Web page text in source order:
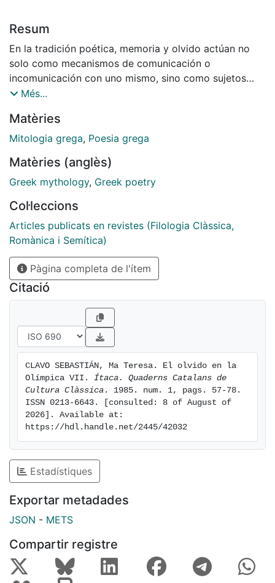
Resum
En la tradición poética, memoria y olvido actúan no
solo como mecanismos de comunicación o
incomunicación con uno mismo, sino como sujetos
operativos en el código mítico...
Més...
Matèries
Mitologia grega, Poesia grega
Matèries (anglès)
Greek mythology, Greek poetry
Col·leccions
Articles publicats en revistes (Filologia Clàssica,
Romànica i Semítica)
Pàgina completa de l'ítem
Citació
CLAVO SEBASTIÁN, Ma Teresa. El olvido en la
Olímpica VII. Ítaca. Quaderns Catalans de
Cultura Clàssica . 1985. num. 1, pags. 57-78.
ISSN 0213-6643. [consulted: 8 of August of
2026]. Available at:
https://hdl.handle.net/2445/42032
Estadístiques
Exportar metadades
JSON - METS
Compartir registre